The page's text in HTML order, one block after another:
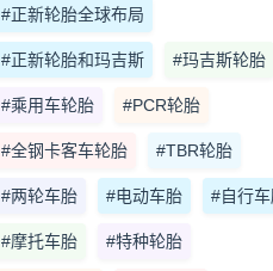
#正新轮胎全球布局
#正新轮胎和玛吉斯 #玛吉斯轮胎
#乘用车轮胎 #PCR轮胎
#全钢卡客车轮胎 #TBR轮胎
#两轮车胎 #电动车胎 #自行
#摩托车胎 #特种轮胎